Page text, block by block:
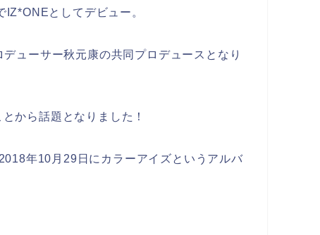
としてデビュー。
ューサー秋元康の共同プロデュースとなり
から話題となりました！
年10月29日にカラーアイズというアルバ